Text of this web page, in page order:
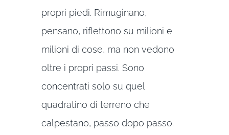
propri piedi. Rimuginano,
pensano, riflettono su milioni e
milioni di cose, ma non vedono
oltre i propri passi. Sono
concentrati solo su quel
quadratino di terreno che
calpestano, passo dopo passo.